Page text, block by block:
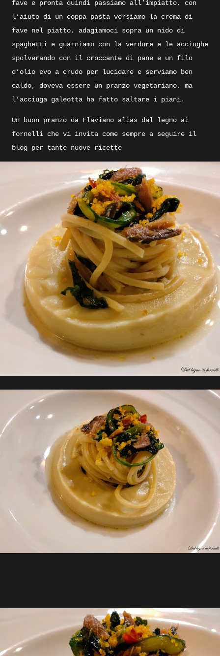
fave e pronta quindi passiamo all’impiatto, con
l’aiuto di un coppa pasta versiamo la crema di
fave nel piatto, adagiamoci sopra un nido di
spaghetti e guarniamo con la verdure e le acciughe
spolverando con il croccante di pane e un filo
d’olio evo a crudo per lucidare e serviamo ben
caldo, doveva essere un pranzo vegetariano, ma
l’acciuga galeotta ha fatto saltare i piani.
Un buon pranzo da Flaviano alias dal legno ai
fornelli che vi invita come sempre a seguire il
blog per tante nuove ricette